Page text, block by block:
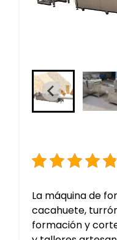
La máquina de
cacahuete,
formación y